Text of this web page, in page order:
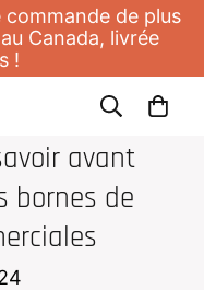
de plus
Canada, livrée
!
avant
bornes de